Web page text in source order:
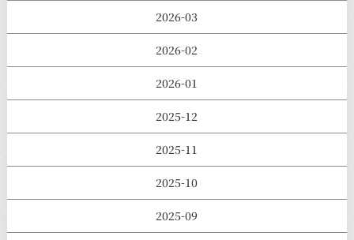
2026-03
2026-02
2026-01
2025-12
2025-11
2025-10
2025-09